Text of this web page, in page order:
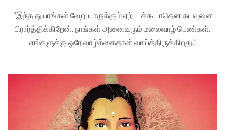
“இந்த துயரங்கள் வேறு யாருக்கும் ஏற்படக்கூடாதென கடவுளை
பிரார்த்திக்கிறேன். நாங்கள் அனைவரும் மலைவாழ் பெண்கள்.
எங்களுக்கு ஒரே வாழ்க்கைதான் வாய்த்திருக்கிறது.”